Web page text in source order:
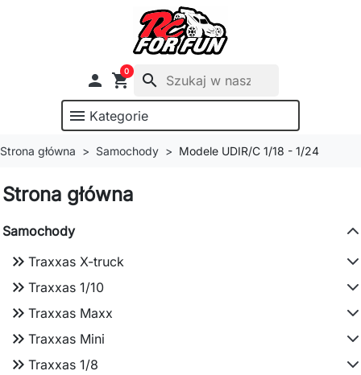
 shopping_cart
0
search
menu Kategorie
Strona główna Samochody Modele UDIR/C 1/18 - 1/24
Strona główna
Samochody
keyboard_double_arrow_right Traxxas X-truck
keyboard_double_arrow_right Traxxas 1/10
keyboard_double_arrow_right Traxxas Maxx
keyboard_double_arrow_right Traxxas Mini
keyboard_double_arrow_right Traxxas 1/8